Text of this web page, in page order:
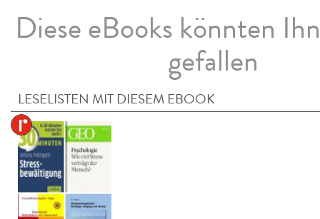
Diese eBooks könnten
gefallen
LESELISTEN MIT DIESEM EBOOK